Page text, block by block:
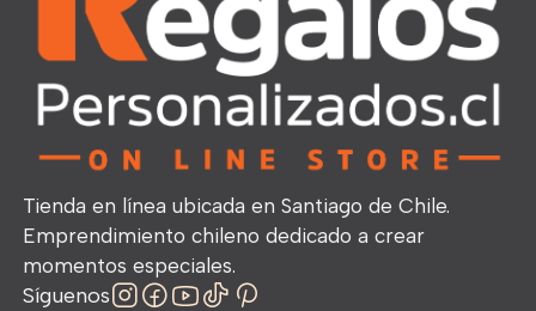
Tienda en línea ubicada en Santiago de Chile.
Emprendimiento chileno dedicado a crear
momentos especiales.
Síguenos